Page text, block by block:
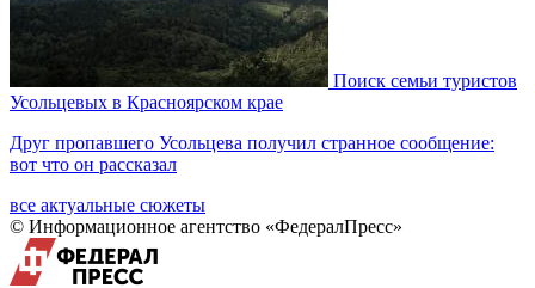
Поиск семьи туристов
Усольцевых в Красноярском крае
Друг пропавшего Усольцева получил странное сообщение:
вот что он рассказал
все актуальные сюжеты
© Информационное агентство «ФедералПресс»